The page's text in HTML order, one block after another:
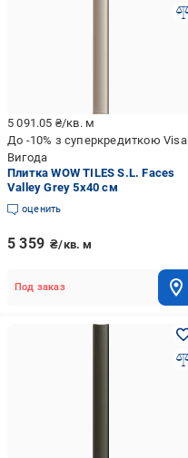
5 091.05 ₴/кв. м
До -10% з суперкредиткою Visa
Вигода
Плитка WOW TILES S.L. Faces
Valley Grey 5x40 см
оценить
5 359 ₴/кв. м
Под заказ